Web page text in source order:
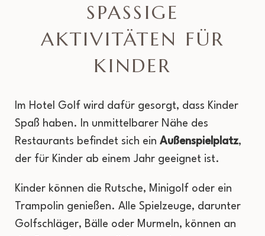
SPASSIGE A
KTIVITÄTEN FÜR K
INDER
Im Hotel Golf wird dafür gesorgt, dass Kinder
Spaß haben. In unmittelbarer Nähe des
Restaurants befindet sich ein Außenspielplatz,
der für Kinder ab einem Jahr geeignet ist.
Kinder können die Rutsche, Minigolf oder ein
Trampolin genießen. Alle Spielzeuge, darunter
Golfschläger, Bälle oder Murmeln, können an